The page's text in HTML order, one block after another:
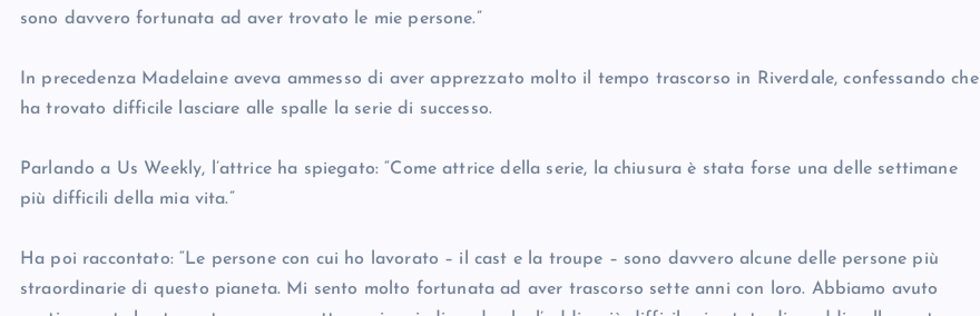
sono davvero fortunata ad aver trovato le mie persone.”
In precedenza Madelaine aveva ammesso di aver apprezzato molto il tempo trascorso in Riverdale, confessando che
ha trovato difficile lasciare alle spalle la serie di successo.
Parlando a Us Weekly, l’attrice ha spiegato: “Come attrice della serie, la chiusura è stata forse una delle settimane
più difficili della mia vita.”
Ha poi raccontato: “Le persone con cui ho lavorato – il cast e la troupe – sono davvero alcune delle persone più
straordinarie di questo pianeta. Mi sento molto fortunata ad aver trascorso sette anni con loro. Abbiamo avuto